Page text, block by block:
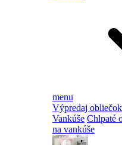
menu
Výpredaj
Vankúše Chlpaté
na vankúše